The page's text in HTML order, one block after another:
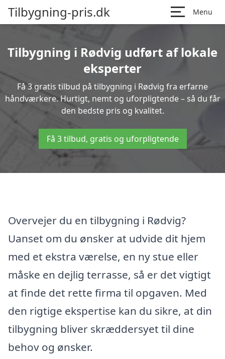
Tilbygning-pris.dk Menu
Tilbygning i Rødvig udført af lokale
eksperter
Få 3 gratis tilbud på tilbygning i Rødvig fra erfarne
håndværkere. Hurtigt, nemt og uforpligtende – så du får
den bedste pris og kvalitet.
Få 3 tilbud, gratis og uforpligtende
Overvejer du en tilbygning i Rødvig?
Uanset om du ønsker at udvide dit hjem
med et ekstra værelse, en ny stue eller
måske en dejlig terrasse, så er det vigtigt
at finde det rette firma til opgaven. Med
den rigtige ekspertise kan du sikre, at din
tilbygning bliver skræddersyet til dine
behov og ønsker.